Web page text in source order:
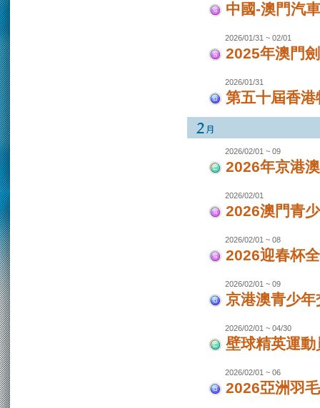
中國-澳門汽
2026/01/31 ~ 02/01
2025年澳門
2026/01/31
第五十屆香
2026/02/01 ~ 09
2026年京港
2026/02/01
2026澳門青
2026/02/01 ~ 08
2026迎春杯
2026/02/01 ~ 09
京港澳青少
2026/02/01 ~ 04/30
壁球精英運
2026/02/01 ~ 06
2026亞洲羽